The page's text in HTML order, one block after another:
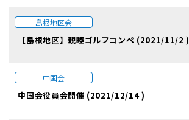
島根地区会
【島根地区】親睦ゴルフコンペ (2021/11/2 )
中国会
中国会役員会開催 (2021/12/14 )